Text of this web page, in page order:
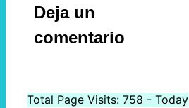
Deja un
comentario
Total Page Visits: 758 - Today